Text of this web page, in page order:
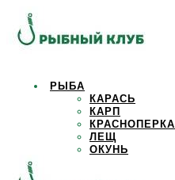
РЫБА
КАРАСЬ
КАРП
КРАСНОПЕРКА
ЛЕЩ
ОКУНЬ